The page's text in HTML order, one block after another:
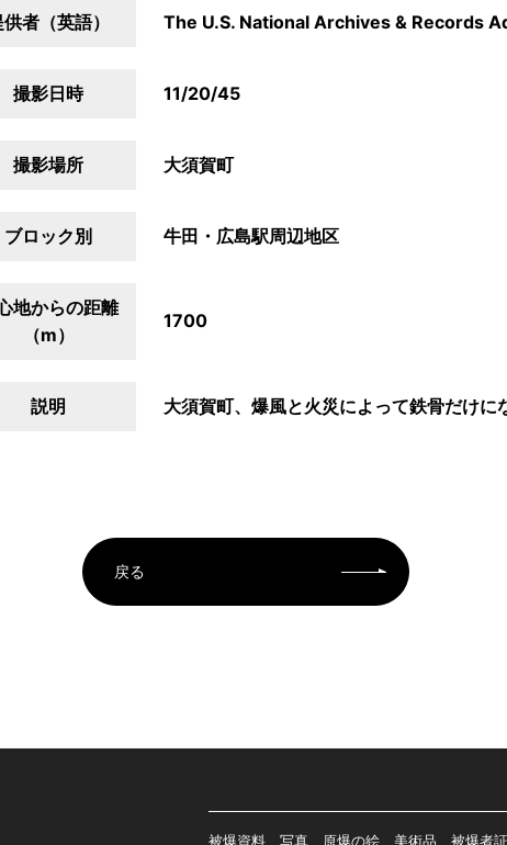
者（英語） The U.S. National Archives & Records
撮影日時 11/20/45
撮影場所 大須賀町
ブロック別 牛田・広島駅周辺地区
地からの距離
（m）
1700
説明 大須賀町、爆風と火災によって鉄骨だけに
戻る
被爆資料、写真、原爆の絵、美術品、被爆者